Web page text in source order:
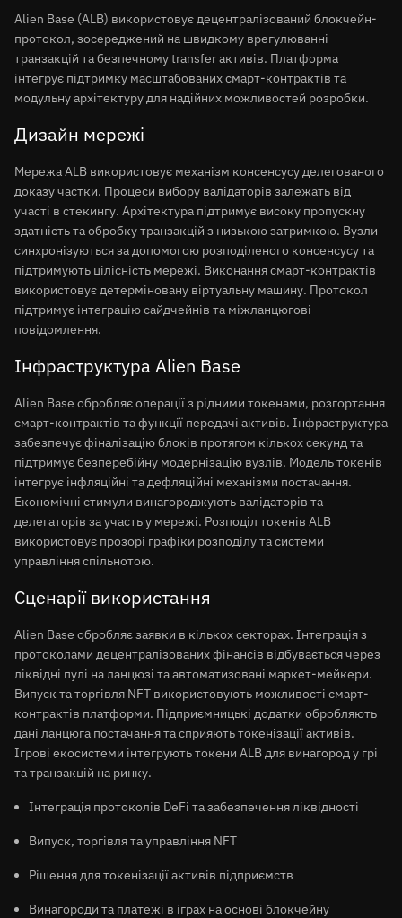
Alien Base (ALB) використовує децентралізований блокчейн-
протокол, зосереджений на швидкому врегулюванні
транзакцій та безпечному transfer активів. Платформа
інтегрує підтримку масштабованих смарт-контрактів та
модульну архітектуру для надійних можливостей розробки.
Дизайн мережі
Мережа ALB використовує механізм консенсусу делегованого
доказу частки. Процеси вибору валідаторів залежать від
участі в стекингу. Архітектура підтримує високу пропускну
здатність та обробку транзакцій з низькою затримкою. Вузли
синхронізуються за допомогою розподіленого консенсусу та
підтримують цілісність мережі. Виконання смарт-контрактів
використовує детерміновану віртуальну машину. Протокол
підтримує інтеграцію сайдчейнів та міжланцюгові
повідомлення.
Інфраструктура Alien Base
Alien Base обробляє операції з рідними токенами, розгортання
смарт-контрактів та функції передачі активів. Інфраструктура
забезпечує фіналізацію блоків протягом кількох секунд та
підтримує безперебійну модернізацію вузлів. Модель токенів
інтегрує інфляційні та дефляційні механізми постачання.
Економічні стимули винагороджують валідаторів та
делегаторів за участь у мережі. Розподіл токенів ALB
використовує прозорі графіки розподілу та системи
управління спільнотою.
Сценарії використання
Alien Base обробляє заявки в кількох секторах. Інтеграція з
протоколами децентралізованих фінансів відбувається через
ліквідні пулі на ланцюзі та автоматизовані маркет-мейкери.
Випуск та торгівля NFT використовують можливості смарт-
контрактів платформи. Підприємницькі додатки обробляють
дані ланцюга постачання та сприяють токенізації активів.
Ігрові екосистеми інтегрують токени ALB для винагород у грі
та транзакцій на ринку.
Інтеграція протоколів DeFi та забезпечення ліквідності
Випуск, торгівля та управління NFT
Рішення для токенізації активів підприємств
Винагороди та платежі в іграх на основі блокчейну